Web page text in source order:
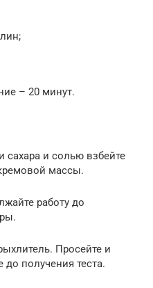
– 20 минут.
и солью взбейте
массы.
работу до
Просейте и
получения теста.